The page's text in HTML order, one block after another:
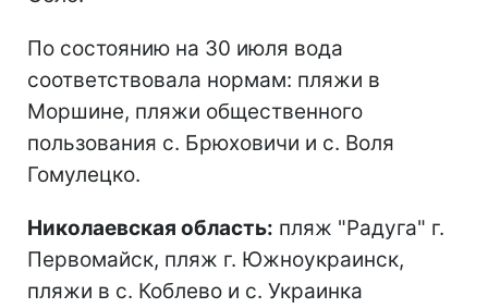
По состоянию на 30 июля вода
соответствовала нормам: пляжи в
Моршине, пляжи общественного
пользования с. Брюховичи и с. Воля
Гомулецко.
Николаевская область: пляж "Радуга" г.
Первомайск, пляж г. Южноукраинск,
пляжи в с. Коблево и с. Украинка